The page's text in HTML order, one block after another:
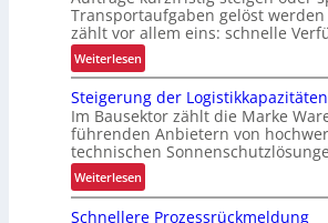
c
h
e
n
L
a
s
t
e
n
t
c
h
r
h
e
i
t
d
u
e
E
F
G
B
a
u
e
i
Transportaufgaben gelöst werden
zählt vor allem eins: schnelle
Weiterlesen:
M
i
e
t
g
e
s
Steigerung der Logistikkapazitäten
Im Bausektor zählt die Marke
führenden Anbietern von
technischen
Weiterlesen:
S
t
Schnellere Prozessrückmeldung